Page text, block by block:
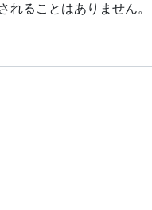
れることはありません。